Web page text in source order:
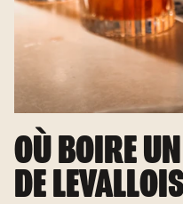
OÙ BOIRE
DE